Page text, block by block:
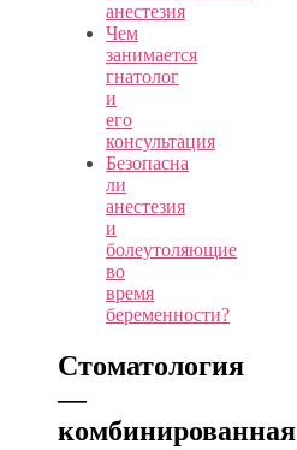
анестезия
Чем
занимается
гнатолог
и
его
консультация
Безопасна
ли
анестезия
и
болеутоляющие
во
время
беременности?
Стоматология
—
комбинированная